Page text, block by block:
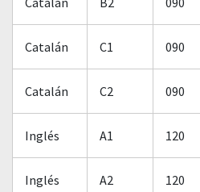
Catalán C1 090
Catalán C2 090
Inglés A1 120
Inglés A2 120